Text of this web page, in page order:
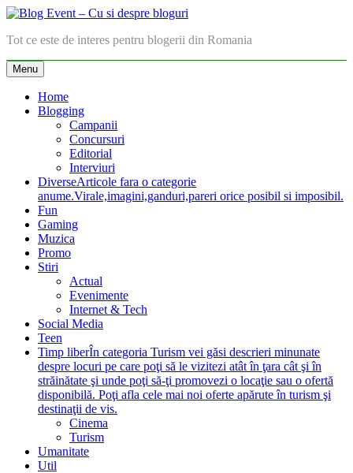
Skip
content
Blog Event – Cu si despre bloguri
Tot ce este de interes pentru blogerii din Romania
Menu
Home
Blogging
Campanii
Concursuri
Editorial
Interviuri
DiverseArticole fara o categorie
anume.Virale,imagini,ganduri,pareri orice posibil si imposibil.
Fun
Gaming
Muzica
Promo
Stiri
Actual
Evenimente
Internet & Tech
Social Media
Teen
Timp liberÎn categoria Turism vei găsi descrieri minunate
despre locuri pe care poţi să le vizitezi atât în ţara cât şi în
străinătate şi unde poţi să-ţi promovezi o locaţie sau o ofertă
disponibilă. Poţi afla cele mai noi oferte apărute în turism şi
destinaţii de vis.
Cinema
Turism
Umanitate
Util